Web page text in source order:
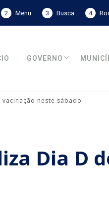
2 Menu 3 Busca 4
GOVERNO
neste sábado
Dia D